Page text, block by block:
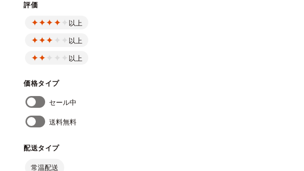
評価
以上
以上
以上
価格タイプ
セール中
送料無料
配送タイプ
常温配送